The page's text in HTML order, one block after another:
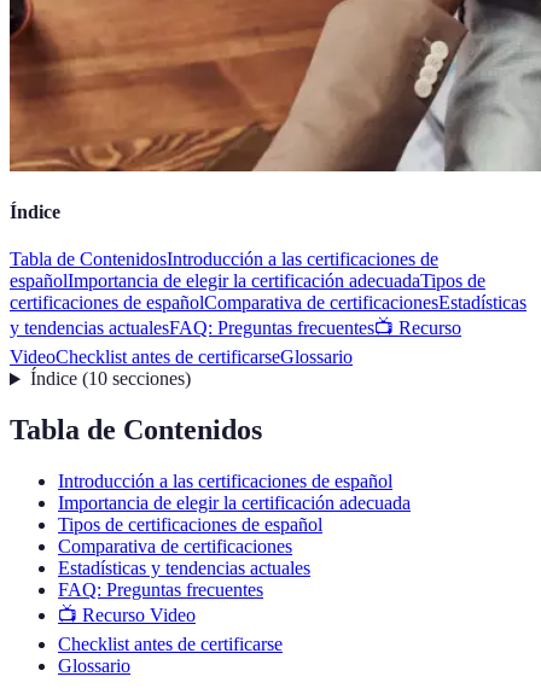
Índice
Tabla de ContenidosIntroducción a las certificaciones de
españolImportancia de elegir la certificación adecuadaTipos de
certificaciones de españolComparativa de certificacionesEstadísticas
y tendencias actualesFAQ: Preguntas frecuentes📺 Recurso
VideoChecklist antes de certificarseGlossario
Índice(10 secciones)
Tabla de Contenidos
Introducción a las certificaciones de español
Importancia de elegir la certificación adecuada
Tipos de certificaciones de español
Comparativa de certificaciones
Estadísticas y tendencias actuales
FAQ: Preguntas frecuentes
📺 Recurso Video
Checklist antes de certificarse
Glossario